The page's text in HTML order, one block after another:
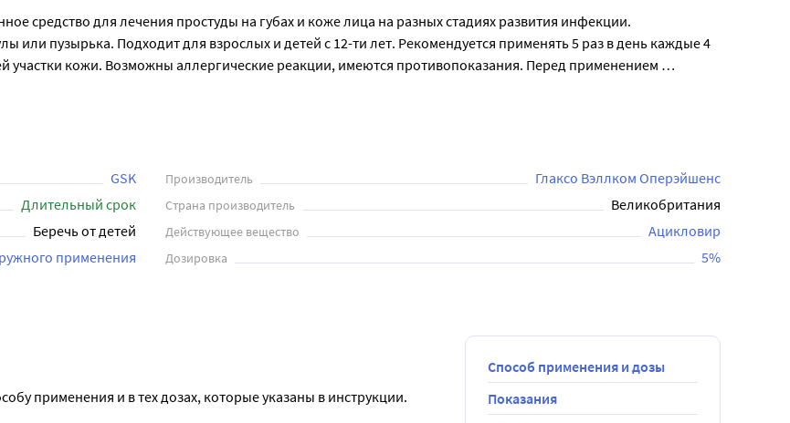
средство для лечения простуды на губах и коже лица на разных стадиях развития инфекции.
или пузырька. Подходит для взрослых и детей с 12-ти лет. Рекомендуется применять 5 раз в день каждые 4
кожи. Возможны аллергические реакции, имеются противопоказания. Перед применением
GSK Производитель Глаксо Вэллком Оперэйшенс
Длительный срок Страна производитель Великобритания
Беречь от детей Действующее вещество Ацикловир
применения Дозировка 5%
применения и в тех дозах, которые указаны в инструкции.
Способ применения и дозы
Показания